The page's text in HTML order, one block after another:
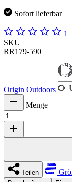
Sofort lieferbar
1
SKU
RR179-590
Origin Outdoors
Menge
Teilen